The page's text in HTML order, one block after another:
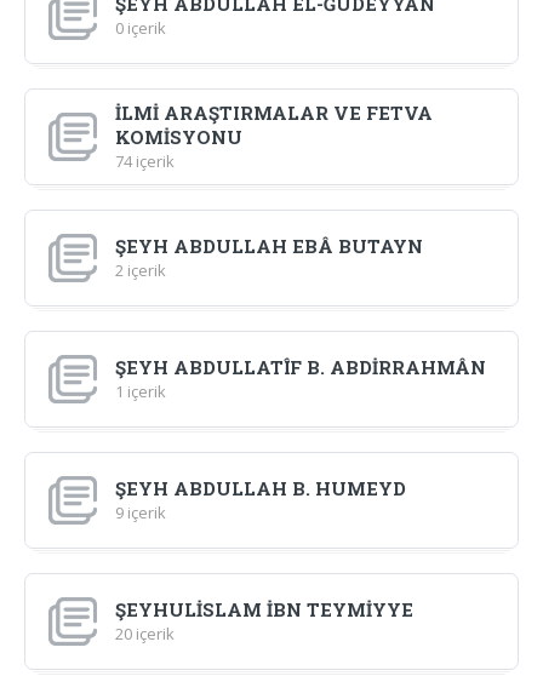
0 içerik
İLMİ ARAŞTIRMALAR VE FETVA
KOMİSYONU
74 içerik
ŞEYH ABDULLAH EBÂ BUTAYN
2 içerik
ŞEYH ABDULLATÎF B. ABDİRRAHMÂN
1 içerik
ŞEYH ABDULLAH B. HUMEYD
9 içerik
ŞEYHULİSLAM İBN TEYMİYYE
20 içerik